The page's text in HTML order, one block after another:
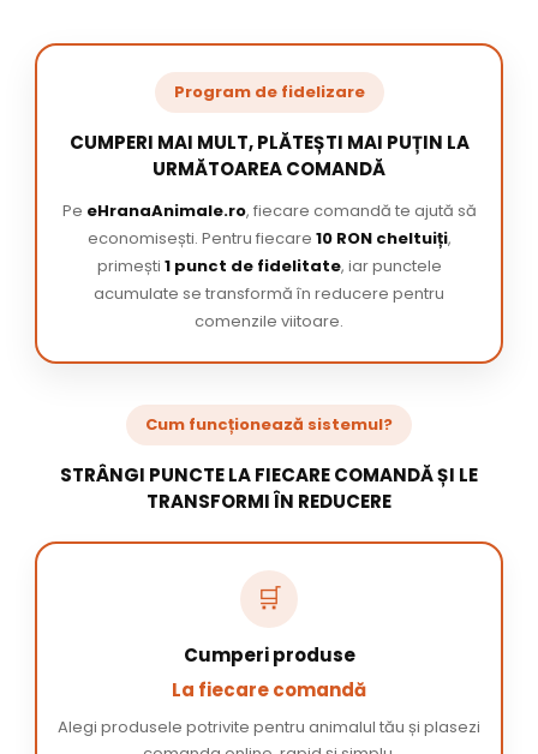
Program de fidelizare
CUMPERI MAI MULT, PLĂTEȘTI MAI PUȚIN LA
URMĂTOAREA COMANDĂ
Pe eHranaAnimale.ro, fiecare comandă te ajută să
economisești. Pentru fiecare 10 RON cheltuiți,
primești 1 punct de fidelitate, iar punctele
acumulate se transformă în reducere pentru
comenzile viitoare.
Cum funcționează sistemul?
STRÂNGI PUNCTE LA FIECARE COMANDĂ ȘI LE
TRANSFORMI ÎN REDUCERE
🛒
Cumperi produse
La fiecare comandă
Alegi produsele potrivite pentru animalul tău și plasezi